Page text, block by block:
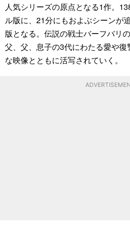
人気シリーズの原点となる1作。
ル版に、21分にもおよぶシーンが
版となる。伝説の戦士バーフバリ
父、父、息子の3代にわたる愛や
な映像とともに活写されていく。